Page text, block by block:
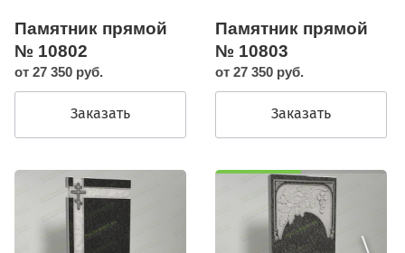
Памятник прямой
№ 10802
от 27 350 руб.
Заказать
Памятник прямой
№ 10803
от 27 350 руб.
Заказать